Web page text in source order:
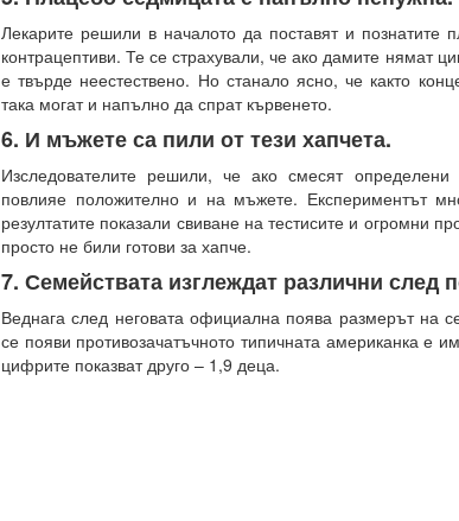
Лекарите решили в началото да поставят и познатите
контрацептиви. Те се страхували, че ако дамите нямат
е твърде неестествено. Но станало ясно, че както
така могат и напълно да спрат кървенето.
6. И мъжете са пили от тези хапчета.
Изследователите решили, че ако смесят
повлияе положително и на мъжете. Експериментът
резултатите показали свиване на тестисите и огромни
просто не били готови за хапче.
7. Семействата изглеждат различни след
Веднага след неговата официална поява размерът на
се появи противозачатъчното типичната американка е
цифрите показват друго – 1,9 деца.